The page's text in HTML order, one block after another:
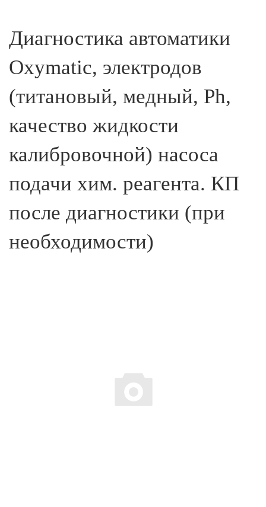
Диагностика автоматики
Oxymatic, электродов
(титановый, медный, Ph,
качество жидкости
калибровочной) насоса
подачи хим. реагента. КП
после диагностики (при
необходимости)